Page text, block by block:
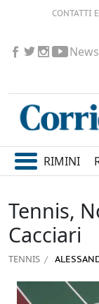
CONTATTI
RIMINI
Tennis,
Cacciari
TENNIS